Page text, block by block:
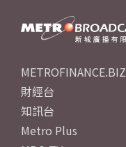
METROFINANCE.BIZ
財經台
知訊台
Metro Plus